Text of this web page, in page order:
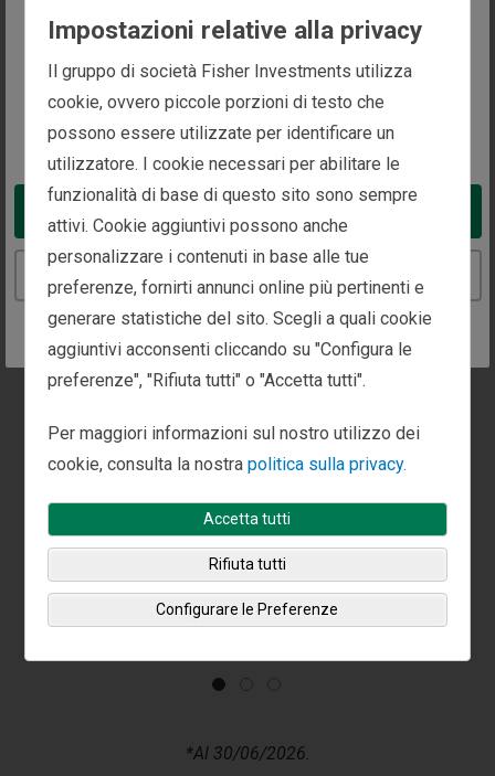
The website you are trying to reach is
intended for investors in Italy
You appear to be in the United States
Take me to the United States website
Continue to the Italy website
Una fiducia conquistata
nel tempo
Fisher Asset Management, LLC (”FAM”) e le
sue affiliate hanno ottenuto riconoscimenti da
molte istituzioni globali.*
210 mila
investitori privati, famiglie, aziende e
istituzioni in tutto il mondo
*Al 30/06/2026.
Impostazioni relative alla privacy
Il gruppo di società Fisher Investments utilizza
cookie, ovvero piccole porzioni di testo che
possono essere utilizzate per identificare un
utilizzatore. I cookie necessari per abilitare le
funzionalità di base di questo sito sono sempre
attivi. Cookie aggiuntivi possono anche
personalizzare i contenuti in base alle tue
preferenze, fornirti annunci online più pertinenti e
generare statistiche del sito. Scegli a quali cookie
aggiuntivi acconsenti cliccando su "Configura le
preferenze", "Rifiuta tutti" o "Accetta tutti".
Per maggiori informazioni sul nostro utilizzo dei
cookie, consulta la nostra politica sulla privacy.
Accetta tutti
Rifiuta tutti
Configurare le Preferenze